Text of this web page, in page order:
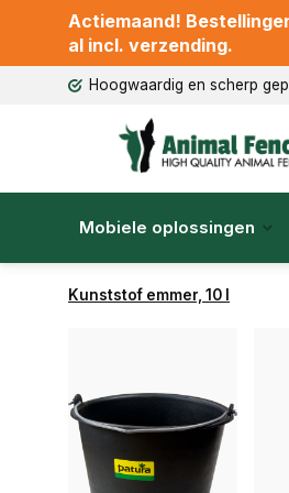
Actiemaand!
al incl. verzending.
Hoogwaardig en scherp
Mobiele oplossingen
Kunststof emmer, 10 l